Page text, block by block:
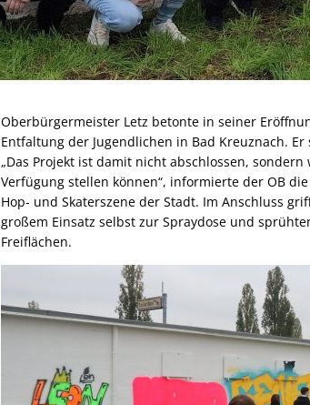
Oberbürgermeister Letz betonte in seiner
Entfaltung der Jugendlichen in Bad Kreuznach.
„Das Projekt ist damit nicht abschlossen,
Verfügung stellen können“, informierte der OB
Hop- und Skaterszene der Stadt. Im Anschluss
großem Einsatz selbst zur Spraydose und
Freiflächen.